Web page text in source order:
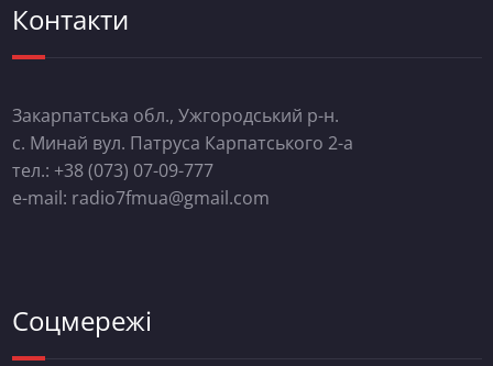
Контакти
Закарпатська обл., Ужгородський р-н.
с. Минай вул. Патруса Карпатського 2-а
тел.: +38 (073) 07-09-777
e-mail: radio7fmua@gmail.com
Соцмережі